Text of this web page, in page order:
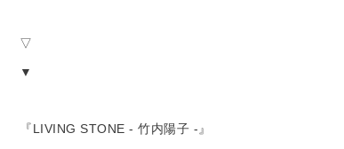
▽
▼
『LIVING STONE - 竹内陽子 -』